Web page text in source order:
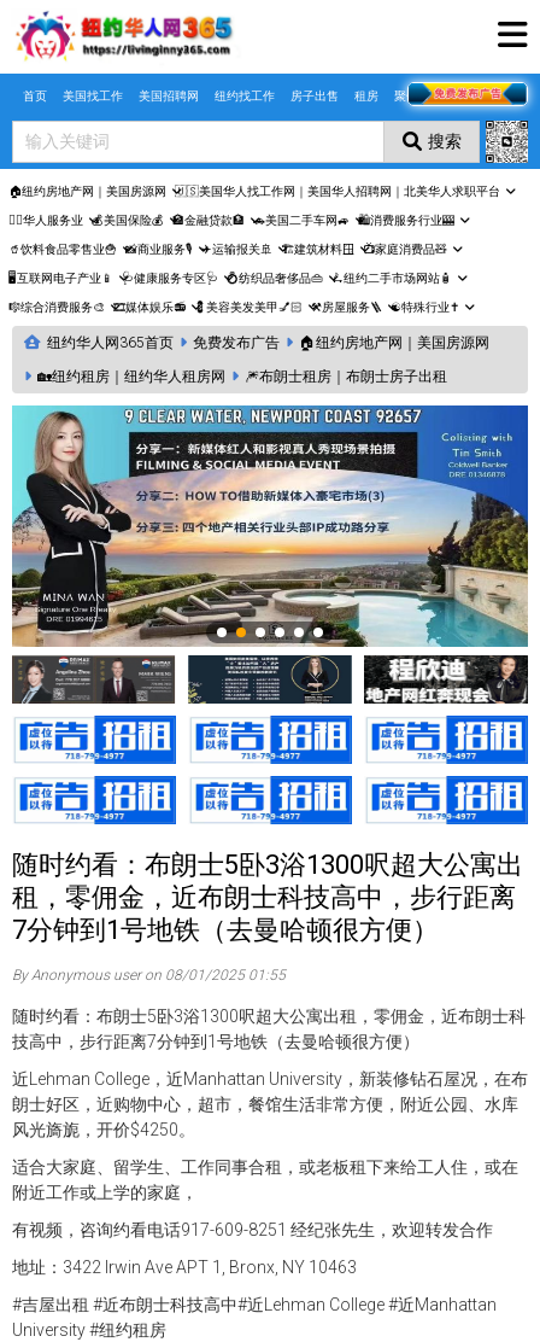
Skip to main content
首页 美国找工作 美国招聘网 纽约找工作 房子出售 租房 聚合页
搜索
🏠纽约房地产网｜美国房源网 🇺🇸美国华人找工作网｜美国华人招聘网｜北美华人求职平台
🤵‍♀️华人服务业 💰美国保险💰 🏦金融贷款🏦 🚗美国二手车网🚙 🛍️消费服务行业🎰
🥤饮料食品零售业🍟 📸商业服务🎙️ ✈️运输报关🚢 🏗️建筑材料🪟 📺家庭消费品🧸
🖥️互联网电子产业📱 🩺健康服务专区🩺 💍纺织品奢侈品👜 🛴纽约二手市场网站🧴
🎼综合消费服务🎨 🎞️媒体娱乐📻 💈美容美发美甲💅🏻 ⚒️房屋服务🪜 ☯️特殊行业✝️
纽约华人网365首页 免费发布广告
🏠纽约房地产网｜美国房源网
🏡纽约租房｜纽约华人租房网
🎆布朗士租房｜布朗士房子出租
随时约看：布朗士5卧3浴1300呎超大公寓出
租，零佣金，近布朗士科技高中，步行距离
7分钟到1号地铁（去曼哈顿很方便）
By Anonymous user on 08/01/2025 01:55
随时约看：布朗士5卧3浴1300呎超大公寓出租，零佣金，近布朗士科
技高中，步行距离7分钟到1号地铁（去曼哈顿很方便）
近Lehman College，近Manhattan University，新装修钻石屋况，在布
朗士好区，近购物中心，超市，餐馆生活非常方便，附近公园、水库
风光旖旎，开价$4250。
适合大家庭、留学生、工作同事合租，或老板租下来给工人住，或在
附近工作或上学的家庭，
有视频，咨询约看电话917-609-8251 经纪张先生，欢迎转发合作
地址：3422 Irwin Ave APT 1, Bronx, NY 10463
#吉屋出租 #近布朗士科技高中#近Lehman College #近Manhattan
University #纽约租房